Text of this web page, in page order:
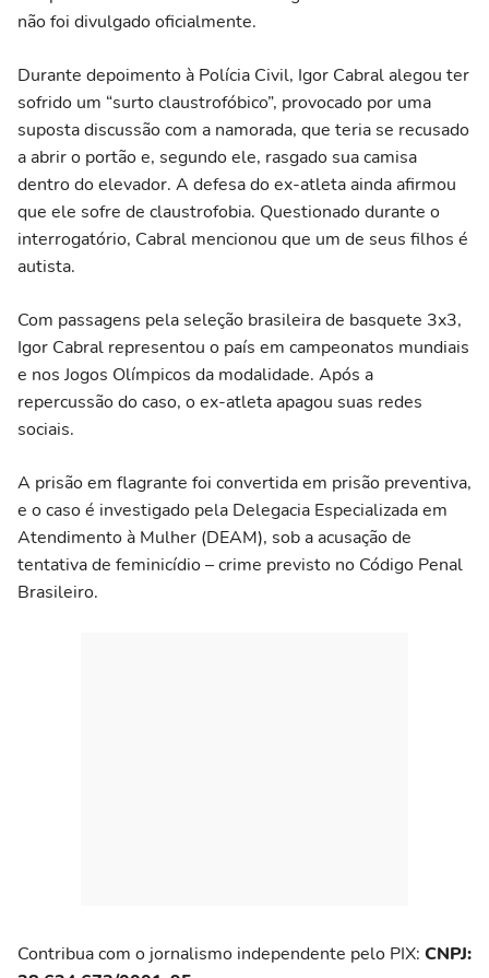
não foi divulgado oficialmente.
Durante depoimento à Polícia Civil, Igor Cabral alegou ter
sofrido um “surto claustrofóbico”, provocado por uma
suposta discussão com a namorada, que teria se recusado
a abrir o portão e, segundo ele, rasgado sua camisa
dentro do elevador. A defesa do ex-atleta ainda afirmou
que ele sofre de claustrofobia. Questionado durante o
interrogatório, Cabral mencionou que um de seus filhos é
autista.
Com passagens pela seleção brasileira de basquete 3x3,
Igor Cabral representou o país em campeonatos mundiais
e nos Jogos Olímpicos da modalidade. Após a
repercussão do caso, o ex-atleta apagou suas redes
sociais.
A prisão em flagrante foi convertida em prisão preventiva,
e o caso é investigado pela Delegacia Especializada em
Atendimento à Mulher (DEAM), sob a acusação de
tentativa de feminicídio – crime previsto no Código Penal
Brasileiro.
Contribua com o jornalismo independente pelo PIX: CNPJ: